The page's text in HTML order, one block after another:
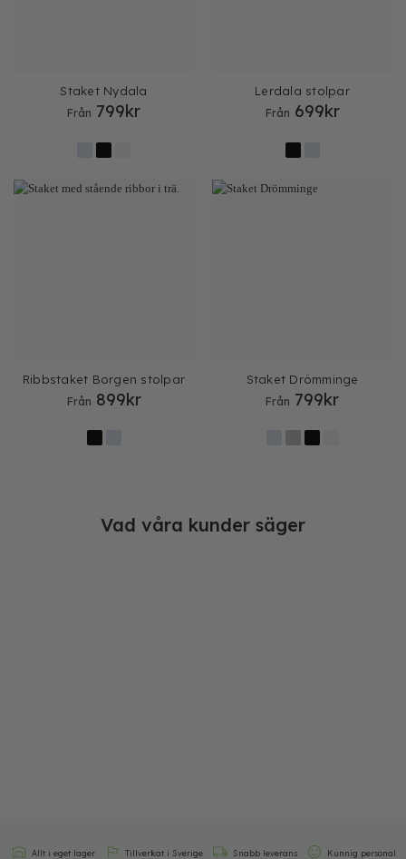
Staket Nydala
Från 799kr
Lerdala stolpar
Från 699kr
Ribbstaket Borgen stolpar
Från 899kr
Staket Drömminge
Från 799kr
Vad våra kunder säger
Allt i eget lager Tillverkat i Sverige Snabb leverans Kunnig personal